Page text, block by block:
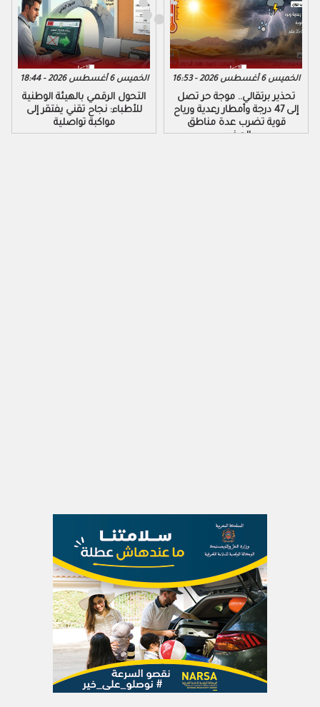
الخميس 6 أغسطس 2026 - 18:44
التحول الرقمي بالهيئة الوطنية
للأطباء: نجاح تقني يفتقر إلى
مواكبة تواصلية
الخميس 6 أغسطس 2026 - 16:53
تحذير برتقالي.. موجة حر تصل
إلى 47 درجة وأمطار رعدية ورياح
قوية تضرب عدة مناطق
بالمغرب